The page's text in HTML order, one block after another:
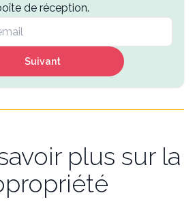
de réception.
Suivant
plus sur la